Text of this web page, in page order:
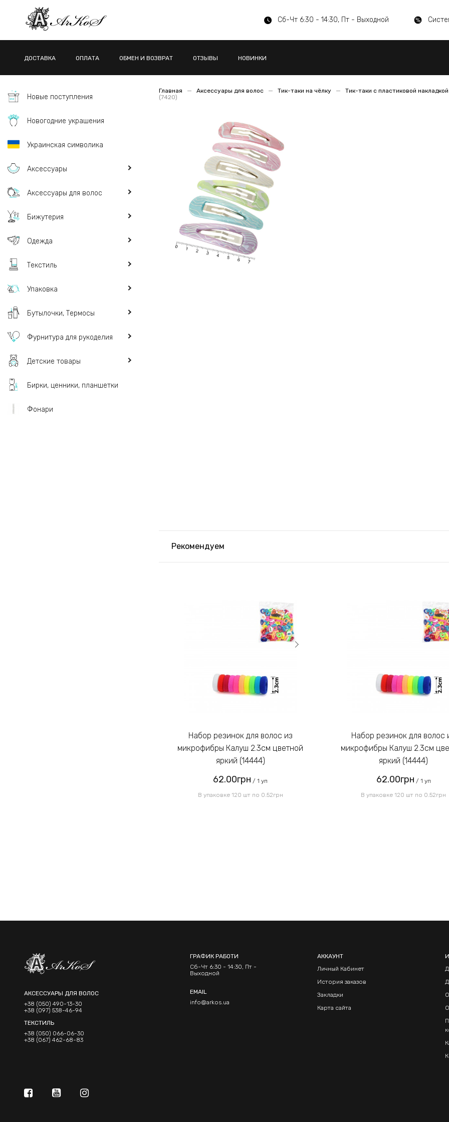
Сб-Чт 6:30 - 14:30, Пт - Выходной
ДОСТАВКА ОПЛАТА ОБМЕН И ВОЗВРАТ ОТЗЫВЫ НОВИНКИ
Новые поступления
Новогодние украшения
Украинская символика
Аксессуары
Аксессуары для волос
Бижутерия
Одежда
Текстиль
Упаковка
Бутылочки, Термосы
Фурнитура для рукоделия
Детские товары
Бирки, ценники, планшетки
Фонари
Главная Аксессуары для волос Тик-таки на чёлку Тик-таки с пластиковой накладкой
(7420)
Рекомендуем
Набор резинок для волос из
микрофибры Калуш 2.3см цветной
яркий (14444)
62.00грн / 1 уп
В упаковке 120 шт по 0.52грн
Набор резинок для волос из
микрофибры Калуш 2.3см
яркий (14444)
62.00грн / 1 уп
В упаковке 120 шт по 0.52грн
АКСЕССУАРЫ ДЛЯ ВОЛОС
+38 (050) 490-13-30
+38 (097) 538-46-94
ТЕКСТИЛЬ
+38 (050) 066-06-30
+38 (067) 462-68-83
ГРАФИК РАБОТИ
Сб-Чт 6:30 - 14:30, Пт -
Выходной
EMAIL
info@arkos.ua
АККАУНТ
Личный Кабинет
История заказов
Закладки
Карта сайта